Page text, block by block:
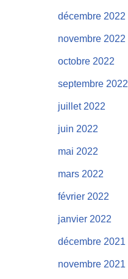
décembre 2022
novembre 2022
octobre 2022
septembre 2022
juillet 2022
juin 2022
mai 2022
mars 2022
février 2022
janvier 2022
décembre 2021
novembre 2021